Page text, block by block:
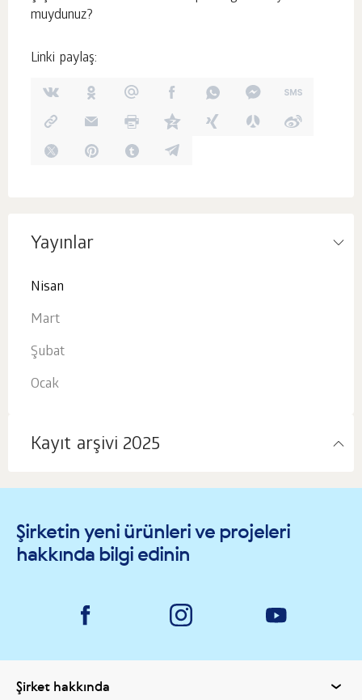
muydunuz?
Linki paylaş:
Yayınlar
Nisan
Mart
Şubat
Ocak
Kayıt arşivi 2025
Şirketin yeni ürünleri ve projeleri
hakkında bilgi edinin
Şirket hakkında